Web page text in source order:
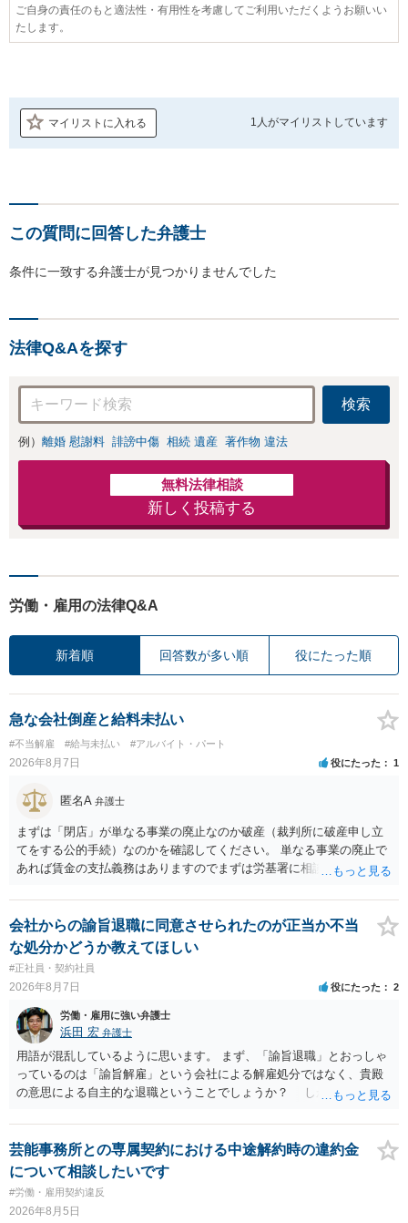
ご自身の責任のもと適法性・有用性を考慮してご利用いただくようお願いい
たします。
マイリストに入れる 1人がマイリストしています
この質問に回答した弁護士
条件に一致する弁護士が見つかりませんでした
法律Q&Aを探す
検索
例） 離婚 慰謝料 誹謗中傷 相続 遺産 著作物 違法
無料法律相談
新しく投稿する
労働・雇用の法律Q&A
新着順 回答数が多い順 役にたった順
急な会社倒産と給料未払い
#不当解雇 #給与未払い #アルバイト・パート
2026年8月7日 役にたった 1
匿名A 弁護士
まずは「閉店」が単なる事業の廃止なのか破産（裁判所に破産申し立
てをする公的手続）なのかを確認してください。 単なる事業の廃止で
あれば賃金の支払義務はありますのでまずは労基署に相談してくださ
しいかもしれませんが）賃金などの労働債権は他の債務より優先して
支払われます。ただし支払までにかなり時間がかかるでしょう。 さら
に、「独立行政法人労働者健康安全機構 」という公的機関が未払賃金
の立替事業を行っています。詳しくは、同機構の＜未払賃金立替払相
談コーナー＞ TEL 044-431-8663 相談時間：土日祝日を除く9:15～1
7:00 に相談してみてください。同じように未払となった他の従業員の
方がいれば一緒に相談してみるといいでしょう。
会社からの諭旨退職に同意させられたのが正当か不当
な処分かどうか教えてほしい
#正社員・契約社員
2026年8月7日 役にたった 2
労働・雇用に強い弁護士
浜田 宏 弁護士
用語が混乱しているように思います。 まず、「諭旨退職」とおっしゃ
っているのは「諭旨解雇」という会社による解雇処分ではなく、貴殿
の意思による自主的な退職ということでしょうか？ しかし、記載さ
す。 その場合、解雇には客観的で合理的な理由が必要であり、かつ
解雇という処分が社会通念上相当と認められない限り、解雇は無効で
す。 結局、貴殿のネット炎上の内容や原因、勤務先に与えた影響な
どを具体的に検討しなければ、何とも申し上げることができません。
また、育児休業法関係の問題もあるかもしれません。 ある程度労働
法に関する専門的な知識が必要な事案ですので、一度、お近くの弁護
芸能事務所との専属契約における中途解約時の違約金
について相談したいです
#労働・雇用契約違反
2026年8月5日